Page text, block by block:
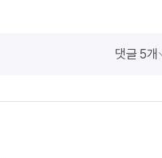
댓글 5개